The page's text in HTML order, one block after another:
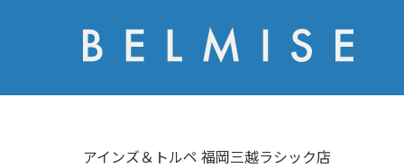
アインズ＆トルペ 福岡三越ラシック店